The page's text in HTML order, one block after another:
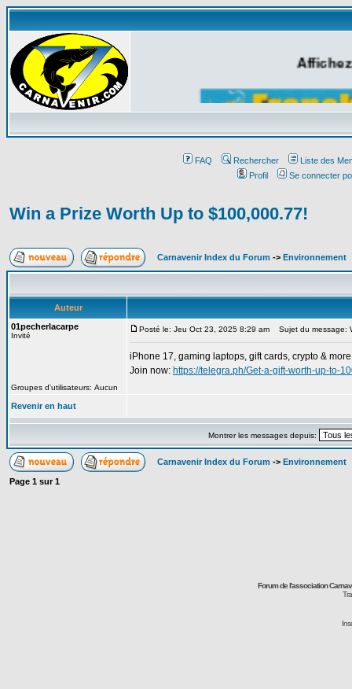
FAQ Rechercher
Liste des
Profil
Se connecter
Win a Prize Worth Up to $100,000.77!
Carnavenir Index du Forum -> Environnement
Auteur
01pecherlacarpe
Invité
Groupes d'utilisateurs: Aucun
Posté le: Jeu Oct 23, 2025 8:29 am Sujet du message:
iPhone 17, gaming laptops, gift cards, crypto &
Join now: https://telegra.ph/Get-a-gift-worth-up-to-
Revenir en haut
Montrer les messages depuis:
Carnavenir Index du Forum -> Environnement
Page 1 sur1
Forum de l'association